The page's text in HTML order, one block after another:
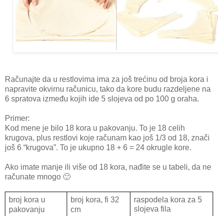
Računajte da u restlovima ima za još trećinu od broja kora i
napravite okvirnu računicu, tako da kore budu razdeljene na
6 spratova između kojih ide 5 slojeva od po 100 g oraha.
Primer:
Kod mene je bilo 18 kora u pakovanju. To je 18 celih
krugova, plus restlovi koje računam kao još 1/3 od 18, znači
još 6 “krugova”. To je ukupno 18 + 6 = 24 okrugle kore.
Ako imate manje ili više od 18 kora, nađite se u tabeli, da ne
računate mnogo 🙂
broj kora u
pakovanju
broj kora, fi 32
cm
raspodela kora za 5
slojeva fila